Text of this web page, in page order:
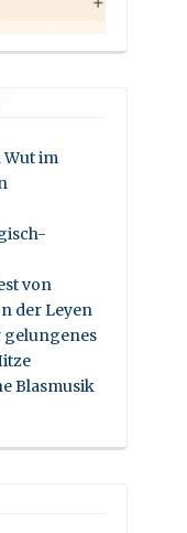
im
von
der Leyen
gelungenes
Blasmusik